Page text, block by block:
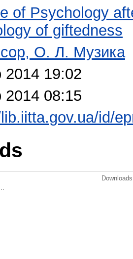
of Psychology
of giftedness
О. Л. Музика
2014 19:02
2014 08:15
id/